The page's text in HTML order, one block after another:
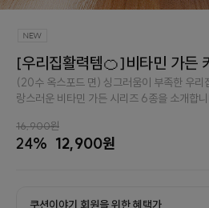
[우리집활력템🍊]비타민 가든
(20수 옥스포드 면) 싱그러움이 부족한 우리
랑스러운 비타민 가든 시리즈 6종을 소개합
16,900원
24% 12,900원
쿠션이야기 회원을 위한 혜택가